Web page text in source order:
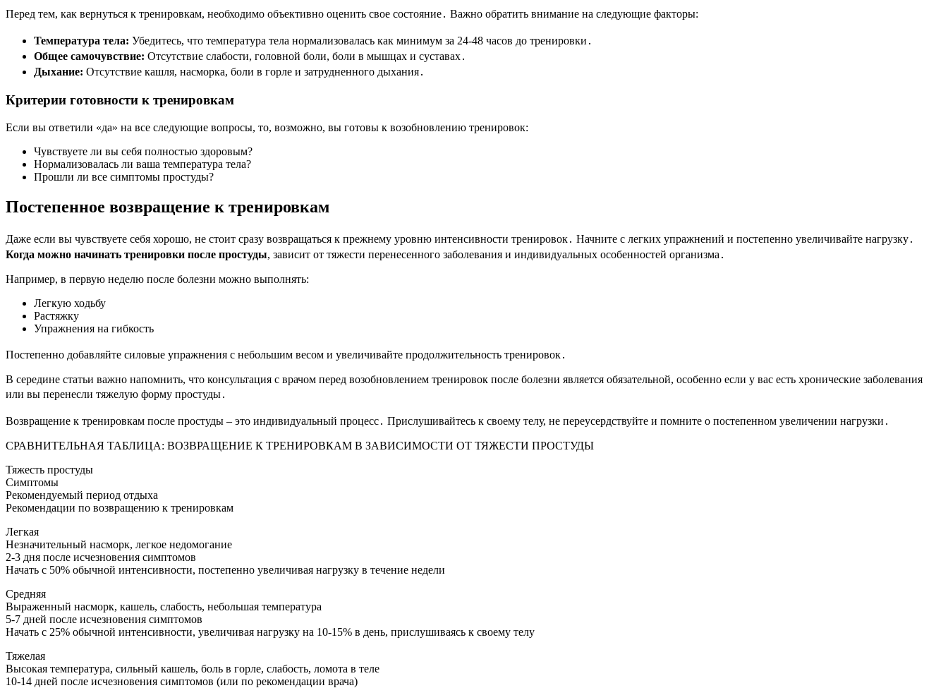
Перед тем, как вернуться к тренировкам, необходимо объективно оценить свое состояние․ Важно обратить внимание на следующие факторы:
Температура тела: Убедитесь, что температура тела нормализовалась как минимум за 24-48 часов до тренировки․
Общее самочувствие: Отсутствие слабости, головной боли, боли в мышцах и суставах․
Дыхание: Отсутствие кашля, насморка, боли в горле и затрудненного дыхания․
Критерии готовности к тренировкам
Если вы ответили «да» на все следующие вопросы, то, возможно, вы готовы к возобновлению тренировок:
Чувствуете ли вы себя полностью здоровым?
Нормализовалась ли ваша температура тела?
Прошли ли все симптомы простуды?
Постепенное возвращение к тренировкам
Даже если вы чувствуете себя хорошо, не стоит сразу возвращаться к прежнему уровню интенсивности тренировок․ Начните с легких упражнений и постепенно увеличивайте нагрузку․
Когда можно начинать тренировки после простуды, зависит от тяжести перенесенного заболевания и индивидуальных особенностей организма․
Например, в первую неделю после болезни можно выполнять:
Легкую ходьбу
Растяжку
Упражнения на гибкость
Постепенно добавляйте силовые упражнения с небольшим весом и увеличивайте продолжительность тренировок․
В середине статьи важно напомнить, что консультация с врачом перед возобновлением тренировок после болезни является обязательной, особенно если у вас есть хронические заболевания
или вы перенесли тяжелую форму простуды․
Возвращение к тренировкам после простуды – это индивидуальный процесс․ Прислушивайтесь к своему телу, не переусердствуйте и помните о постепенном увеличении нагрузки․
СРАВНИТЕЛЬНАЯ ТАБЛИЦА: ВОЗВРАЩЕНИЕ К ТРЕНИРОВКАМ В ЗАВИСИМОСТИ ОТ ТЯЖЕСТИ ПРОСТУДЫ
Тяжесть простуды
Симптомы
Рекомендуемый период отдыха
Рекомендации по возвращению к тренировкам
Легкая
Незначительный насморк, легкое недомогание
2-3 дня после исчезновения симптомов
Начать с 50% обычной интенсивности, постепенно увеличивая нагрузку в течение недели
Средняя
Выраженный насморк, кашель, слабость, небольшая температура
5-7 дней после исчезновения симптомов
Начать с 25% обычной интенсивности, увеличивая нагрузку на 10-15% в день, прислушиваясь к своему телу
Тяжелая
Высокая температура, сильный кашель, боль в горле, слабость, ломота в теле
10-14 дней после исчезновения симптомов (или по рекомендации врача)